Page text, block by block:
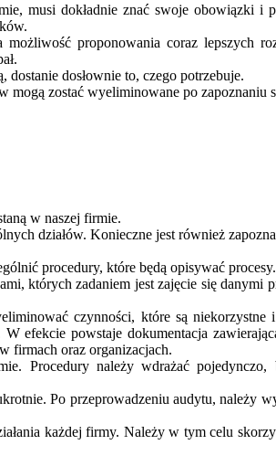
musi dokładnie znać swoje obowiązki i
proponowania coraz lepszych
dosłownie to, czego potrzebuje.
zostać wyeliminowane po zapoznaniu
w naszej firmie.
działów. Konieczne jest również
procedury, które będą opisywać procesy.
których zadaniem jest zajęcie się danymi
czynności, które są niekorzystne
efekcie powstaje dokumentacja
firmach oraz organizacjach.
Procedury należy wdrażać
Po przeprowadzeniu audytu, należy
każdej firmy. Należy w tym celu